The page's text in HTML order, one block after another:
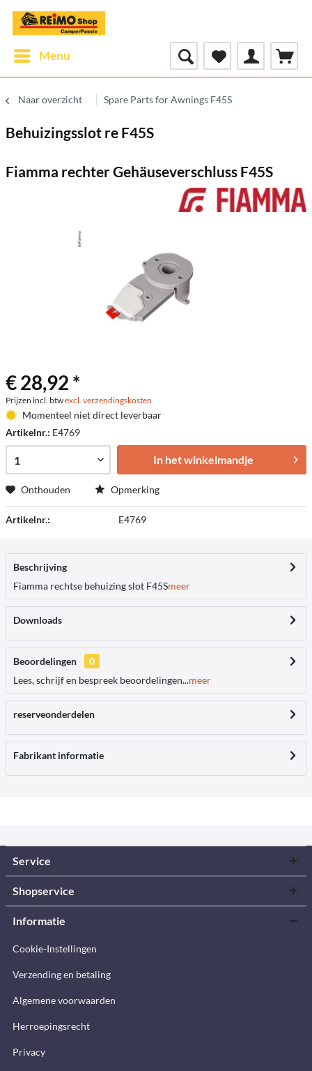
Menu
Naar overzicht Spare Parts for Awnings F45S
Behuizingsslot re F45S
Fiamma rechter Gehäuseverschluss F45S
€ 28,92 *
Prijzen incl. btwexcl. verzendingskosten
Momenteel niet direct leverbaar
Artikelnr.: E4769
In het winkelmandje
Onthouden Opmerking
Artikelnr.: E4769
Beschrijving
Fiamma rechtse behuizing slot F45Smeer
Downloads
Beoordelingen
0
Lees, schrijf en bespreek beoordelingen...meer
reserveonderdelen
Fabrikant informatie
Service
Shopservice
Informatie
Cookie-Instellingen
Verzending en betaling
Algemene voorwaarden
Herroepingsrecht
Privacy